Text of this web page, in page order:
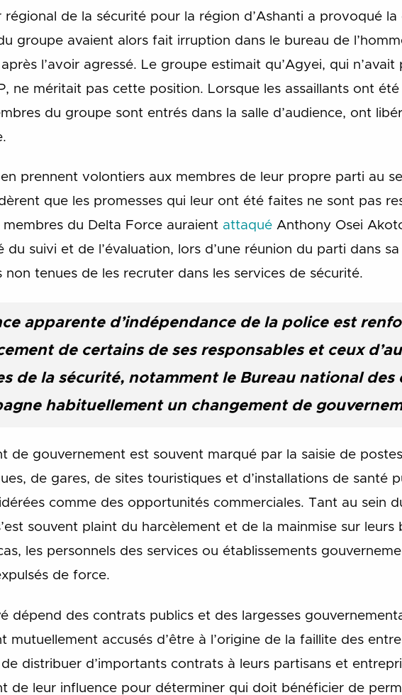
de la sécurité pour la région d’Ashanti a provoqué
groupe avaient alors fait irruption dans le bureau de
l’avoir agressé. Le groupe estimait qu’Agyei, qui n’avait
ne méritait pas cette position. Lorsque les assaillants ont
du groupe sont entrés dans la salle d’audience, ont
prennent volontiers aux membres de leur propre parti au
que les promesses qui leur ont été faites ne sont pas
du Delta Force auraient attaqué Anthony Osei
du suivi et de l’évaluation, lors d’une réunion du parti dans
non tenues de les recruter dans les services de sécurité.
apparente d’indépendance de la police est
de certains de ses responsables et ceux
de la sécurité, notamment le Bureau national des
habituellement un changement de
de gouvernement est souvent marqué par la saisie de
de gares, de sites touristiques et d’installations de santé
comme des opportunités commerciales. Tant au sein
souvent plaint du harcèlement et de la mainmise sur leurs
les personnels des services ou établissements
de force.
dépend des contrats publics et des largesses
mutuellement accusés d’être à l’origine de la faillite des
de distribuer d’importants contrats à leurs partisans et
de leur influence pour déterminer qui doit bénéficier de